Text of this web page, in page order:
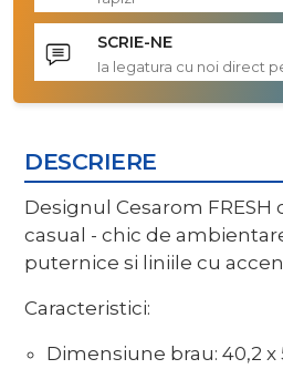
SCRIE-NE
Ia legatura cu noi direct
DESCRIERE
Designul Cesarom FRESH
casual - chic de
puternice si liniile cu
Caracteristici:
Dimensiune brau: 40,2 x